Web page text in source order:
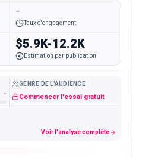
-
Taux d'engagement
$5.9K-12.2K
Estimation par publication
-
GENRE DE L'AUDIENCE
Commencer l'essai gratuit
Voir l'analyse complète